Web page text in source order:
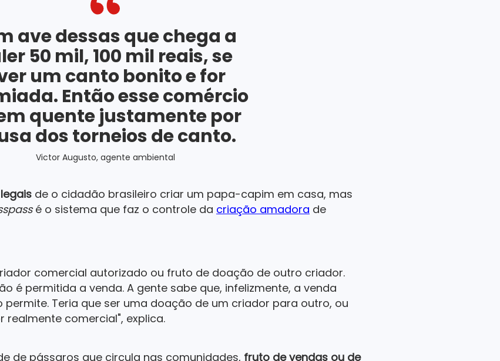
ave dessas que chega a
50 mil, 100 mil reais, se
um canto bonito e for
Então esse comércio
quente justamente por
dos torneios de canto.
Victor Augusto, agente ambiental
de o cidadão brasileiro criar um papa-capim em casa, mas
é o sistema que faz o controle da criação amadora de
comercial autorizado ou fruto de doação de outro criador.
é permitida a venda. A gente sabe que, infelizmente, a venda
permite. Teria que ser uma doação de um criador para outro, ou
comercial", explica.
de pássaros que circula nas comunidades, fruto de vendas ou de